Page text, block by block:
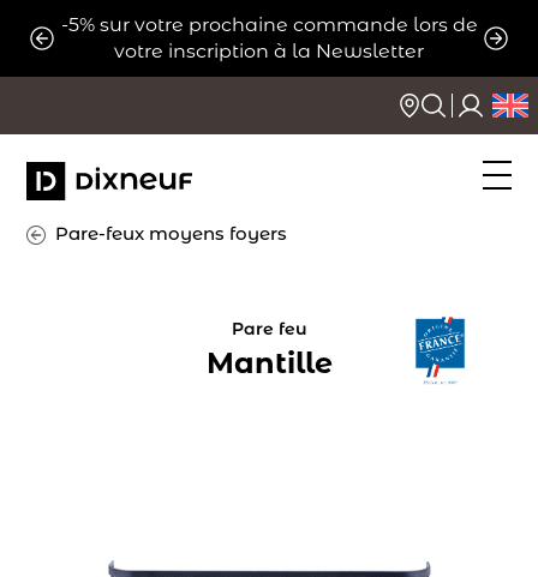
-5% sur votre prochaine commande lors de
votre inscription à la Newsletter
Pare-feux moyens foyers
Pare feu
Mantille